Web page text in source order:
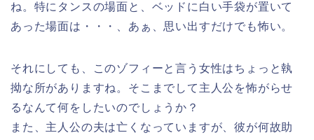
ね。特にタンスの場面と、ベッドに白い手袋が置いて
あった場面は・・・、あぁ、思い出すだけでも怖い。
それにしても、このゾフィーと言う女性はちょっと執
拗な所がありますね。そこまでして主人公を怖がらせ
るなんて何をしたいのでしょうか？
また、主人公の夫は亡くなっていますが、彼が何故助